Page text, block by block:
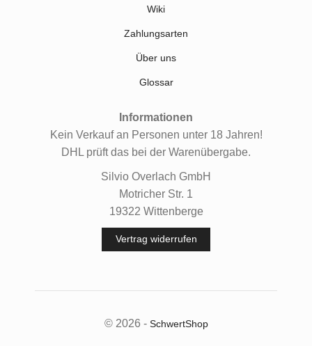
Wiki
Zahlungsarten
Über uns
Glossar
Informationen
Kein Verkauf an Personen unter 18 Jahren!
DHL prüft das bei der Warenübergabe.
Silvio Overlach GmbH
Motricher Str. 1
19322 Wittenberge
Vertrag widerrufen
© 2026 - SchwertShop